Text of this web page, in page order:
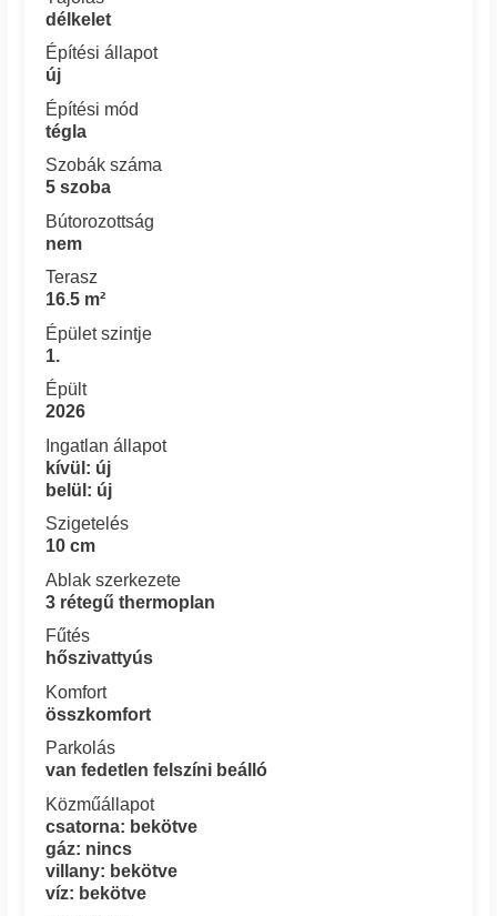
délkelet
Építési állapot
új
Építési mód
tégla
Szobák száma
5 szoba
Bútorozottság
nem
Terasz
16.5 m²
Épület szintje
1.
Épült
2026
Ingatlan állapot
kívül: új
belül: új
Szigetelés
10 cm
Ablak szerkezete
3 rétegű thermoplan
Fűtés
hőszivattyús
Komfort
összkomfort
Parkolás
van fedetlen felszíni beálló
Közműállapot
csatorna: bekötve
gáz: nincs
villany: bekötve
víz: bekötve